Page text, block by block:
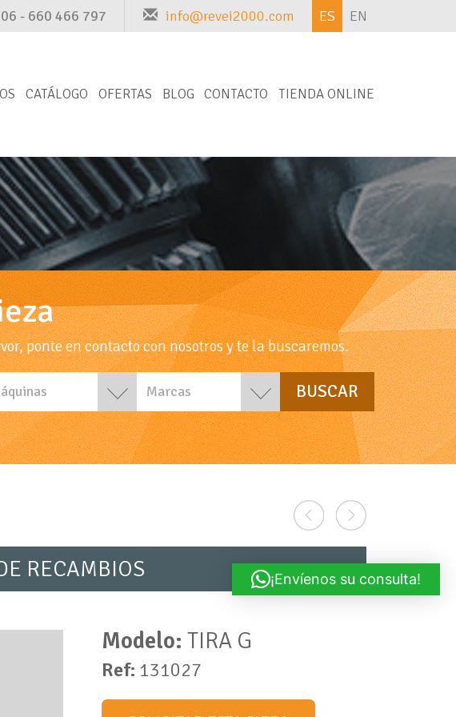
- 660 466 797 info@revei2000.com ES EN
CATÁLOGO OFERTAS BLOG CONTACTO TIENDA ONLINE
ponte en contacto con nosotros y te la buscaremos.
Marcas
RECAMBIOS
Modelo: TIRA G
Ref: 131027
¡Envíenos su consulta!